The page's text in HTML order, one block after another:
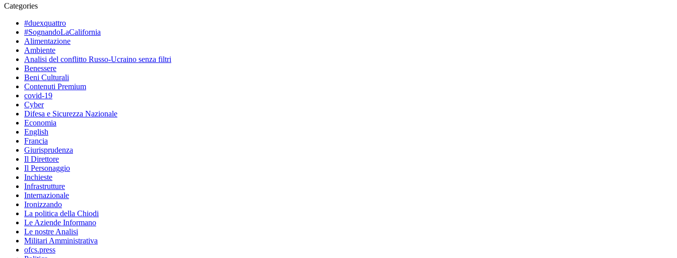
Categories
#duexquattro
#SognandoLaCalifornia
Alimentazione
Ambiente
Analisi del conflitto Russo-Ucraino senza filtri
Benessere
Beni Culturali
Contenuti Premium
covid-19
Cyber
Difesa e Sicurezza Nazionale
Economia
English
Francia
Giurisprudenza
Il Direttore
Il Personaggio
Inchieste
Infrastrutture
Internazionale
Ironizzando
La politica della Chiodi
Le Aziende Informano
Le nostre Analisi
Militari Amministrativa
ofcs.press